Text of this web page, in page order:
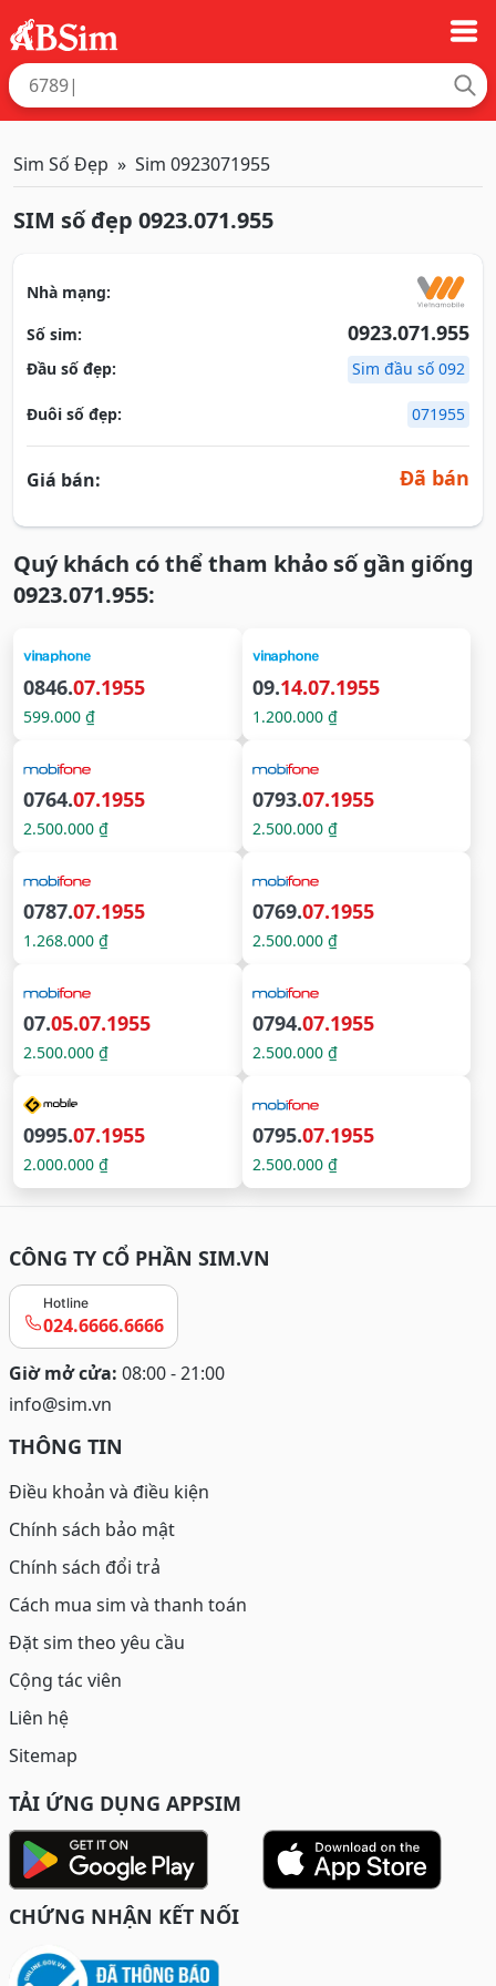
Sim Số Đẹp Sim 0923071955
SIM số đẹp 0923.071.955
Nhà mạng:
Số sim:
0923.071.955
Đầu số đẹp: Sim đầu số 092
Đuôi số đẹp: 071955
Giá bán: Đã bán
Quý khách có thể tham khảo số gần giống
0923.071.955:
0846.07.1955
599.000 ₫
09.14.07.1955
1.200.000 ₫
0764.07.1955
2.500.000 ₫
0793.07.1955
2.500.000 ₫
0787.07.1955
1.268.000 ₫
0769.07.1955
2.500.000 ₫
07.05.07.1955
2.500.000 ₫
0794.07.1955
2.500.000 ₫
0995.07.1955
2.000.000 ₫
0795.07.1955
2.500.000 ₫
CÔNG TY CỔ PHẦN SIM.VN
Hotline
024.6666.6666
Giờ mở cửa: 08:00 - 21:00
info@sim.vn
THÔNG TIN
Điều khoản và điều kiện
Chính sách bảo mật
Chính sách đổi trả
Cách mua sim và thanh toán
Đặt sim theo yêu cầu
Cộng tác viên
Liên hệ
Sitemap
TẢI ỨNG DỤNG APPSIM
CHỨNG NHẬN KẾT NỐI